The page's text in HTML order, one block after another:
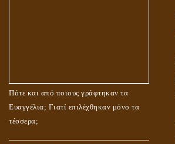
Πότε και από ποιους γράφτηκαν τα
Ευαγγέλια; Γιατί επιλέχθηκαν μόνο τα
τέσσερα;